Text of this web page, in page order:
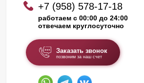
+7 (958) 578-17-18
работаем с 00:00 до 24:00
отвечаем круглосуточно
Заказать звонок
позвоним за наш счет